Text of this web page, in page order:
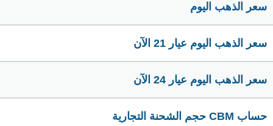
سعر الذهب اليوم
سعر الذهب اليوم عيار 21 الآن
سعر الذهب اليوم عيار 24 الآن
حساب CBM حجم الشحنة التجارية